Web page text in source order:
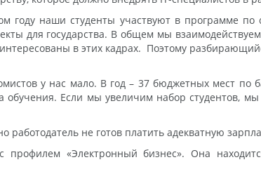
году наши студенты участвуют в программе
для государства. В общем мы
в этих кадрах. Поэтому
у нас мало. В год – 37 бюджетных мест по
обучения. Если мы увеличим набор студентов,
работодатель не готов платить адекватную
профилем «Электронный бизнес». Она